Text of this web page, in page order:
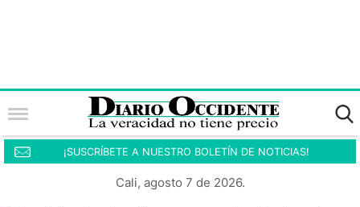
¡SUSCRÍBETE A NUESTRO BOLETÍN DE NOTICIAS!
Cali, agosto 7 de 2026.